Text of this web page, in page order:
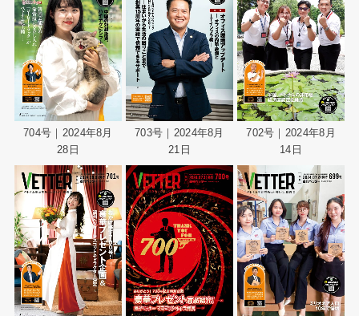
704号｜2024年8月
28日
703号｜2024年8月
21日
702号｜2024年8月
14日